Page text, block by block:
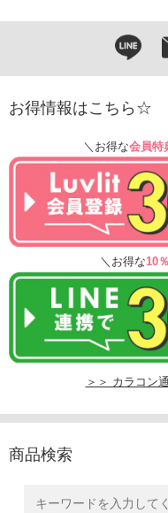
お得情報はこちら☆
＼お得な会員特
＼お得な10
＞＞ カラコン
商品検索